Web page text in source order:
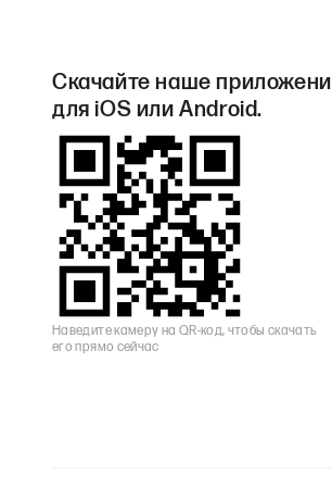
Скачайте наше
для iOS или Android.
Наведите камеру на QR-код, чтобы скачать
его прямо сейчас